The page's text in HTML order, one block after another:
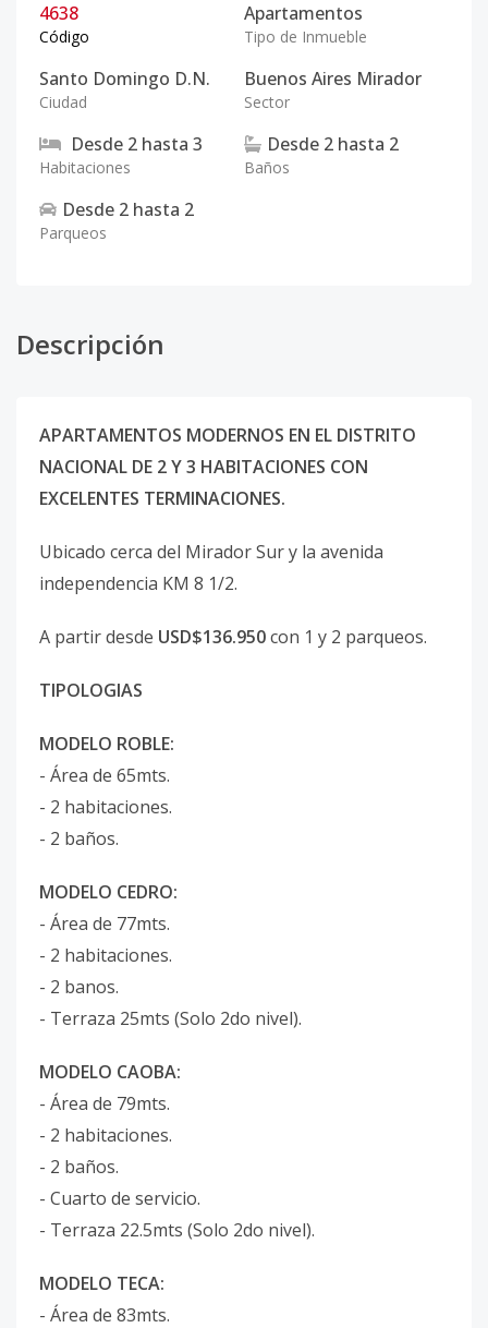
4638
Código
Apartamentos
Tipo de Inmueble
Santo Domingo D.N.
Ciudad
Buenos Aires Mirador
Sector
Desde 2 hasta 3
Habitaciones
Desde 2 hasta 2
Baños
Desde 2 hasta 2
Parqueos
Descripción
APARTAMENTOS MODERNOS EN EL DISTRITO
NACIONAL DE 2 Y 3 HABITACIONES CON
EXCELENTES TERMINACIONES.
Ubicado cerca del Mirador Sur y la avenida
independencia KM 8 1/2.
A partir desde USD$136.950con 1 y 2 parqueos.
TIPOLOGIAS
MODELO ROBLE:
- Área de 65mts.
- 2 habitaciones.
- 2 baños.
MODELO CEDRO:
- Área de 77mts.
- 2 habitaciones.
- 2 banos.
- Terraza 25mts (Solo 2do nivel).
MODELO CAOBA:
- Área de 79mts.
- 2 habitaciones.
- 2 baños.
- Cuarto de servicio.
- Terraza 22.5mts (Solo 2do nivel).
MODELO TECA:
- Área de 83mts.